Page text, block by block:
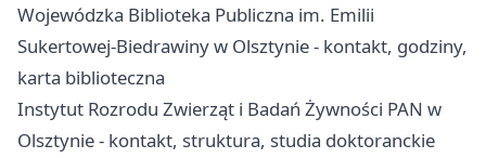
Wojewódzka Biblioteka Publiczna im. Emilii
Sukertowej-Biedrawiny w Olsztynie - kontakt, godziny,
karta biblioteczna
Instytut Rozrodu Zwierząt i Badań Żywności PAN w
Olsztynie - kontakt, struktura, studia doktoranckie